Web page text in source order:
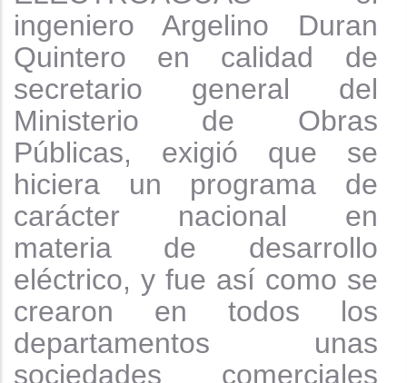
ingeniero Argelino Duran
Quintero en calidad de
secretario general del
Ministerio de Obras
Públicas, exigió que se
hiciera un programa de
carácter nacional en
materia de desarrollo
eléctrico, y fue así como se
crearon en todos los
departamentos unas
sociedades comerciales